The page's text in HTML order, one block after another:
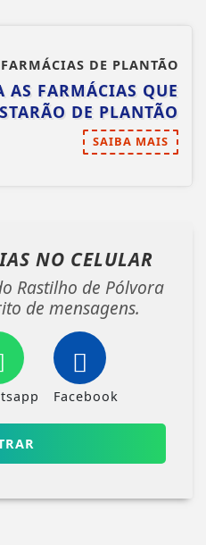
FARMÁCIAS DE PLANTÃO
AS FARMÁCIAS QUE
DE PLANTÃO
SAIBA MAIS
NO CELULAR
Rastilho de Pólvora
de mensagens.
Facebook